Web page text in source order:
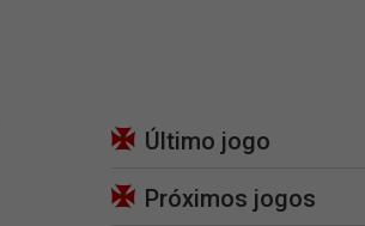
Último jogo
Próximos jogos